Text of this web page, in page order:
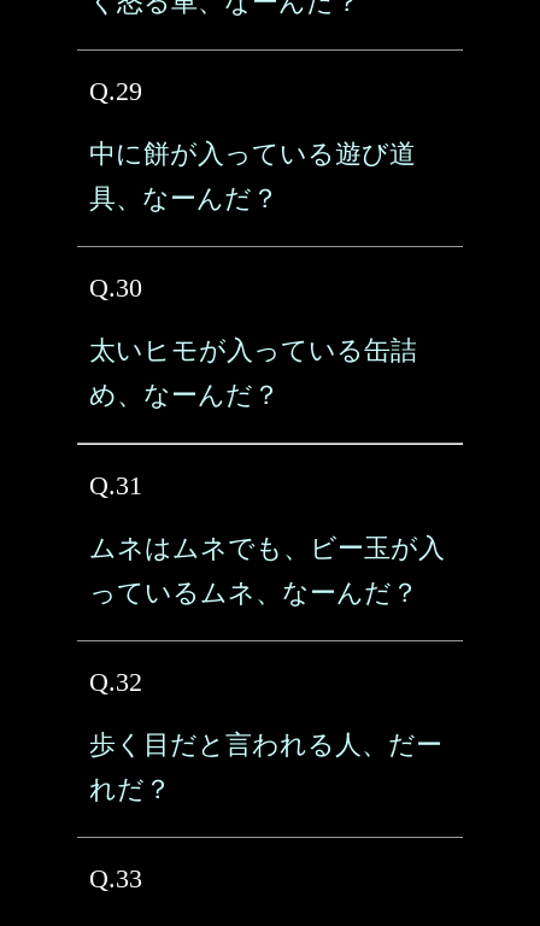
Q.29
中に餅が入っている遊び道
具、なーんだ？
Q.30
太いヒモが入っている缶詰
め、なーんだ？
Q.31
ムネはムネでも、ビー玉が入
っているムネ、なーんだ？
Q.32
歩く目だと言われる人、だー
れだ？
Q.33